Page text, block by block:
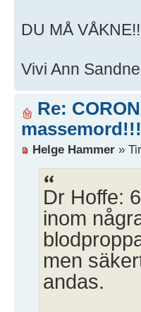
DU MÅ
Vivi Ann
Re:
Helge Hammer »
Dr Hoffe:
inom
men
andas.